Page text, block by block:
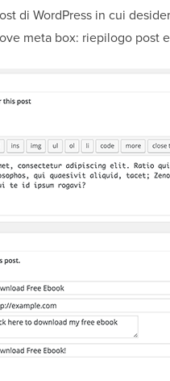
di WordPress in cui
meta box: riepilogo post